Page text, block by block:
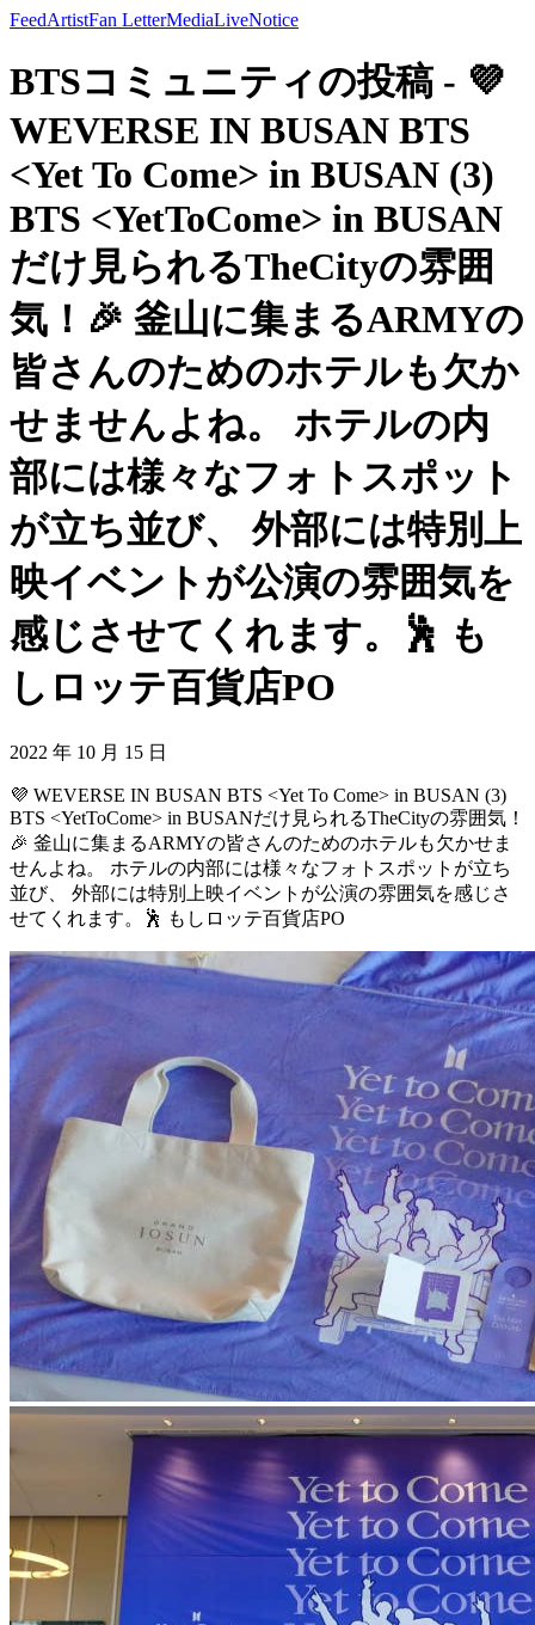
FeedArtistFan LetterMediaLiveNotice
BTSコミュニティの投稿 - 💜
WEVERSE IN BUSAN BTS
<Yet To Come> in BUSAN (3)
BTS <YetToCome> in BUSAN
だけ見られるTheCityの雰囲
気！🎉 釜山に集まるARMYの
皆さんのためのホテルも欠か
せませんよね。 ホテルの内
部には様々なフォトスポット
が立ち並び、 外部には特別上
映イベントが公演の雰囲気を
感じさせてくれます。🕺 も
しロッテ百貨店PO
2022 年 10 月 15 日
💜 WEVERSE IN BUSAN BTS <Yet To Come> in BUSAN (3)
BTS <YetToCome> in BUSANだけ見られるTheCityの雰囲気！
🎉 釜山に集まるARMYの皆さんのためのホテルも欠かせま
せんよね。 ホテルの内部には様々なフォトスポットが立ち
並び、 外部には特別上映イベントが公演の雰囲気を感じさ
せてくれます。🕺 もしロッテ百貨店PO